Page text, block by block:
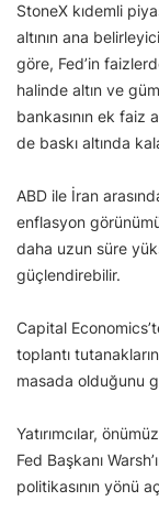
StoneX kıdemli
altının ana
göre, Fed’in
halinde altın ve
bankasının ek faiz
de baskı altında
ABD ile İran
enflasyon
daha uzun süre
güçlendirebilir.
Capital
toplantı
masada olduğunu
Yatırımcılar,
Fed Başkanı
politikasının yönü